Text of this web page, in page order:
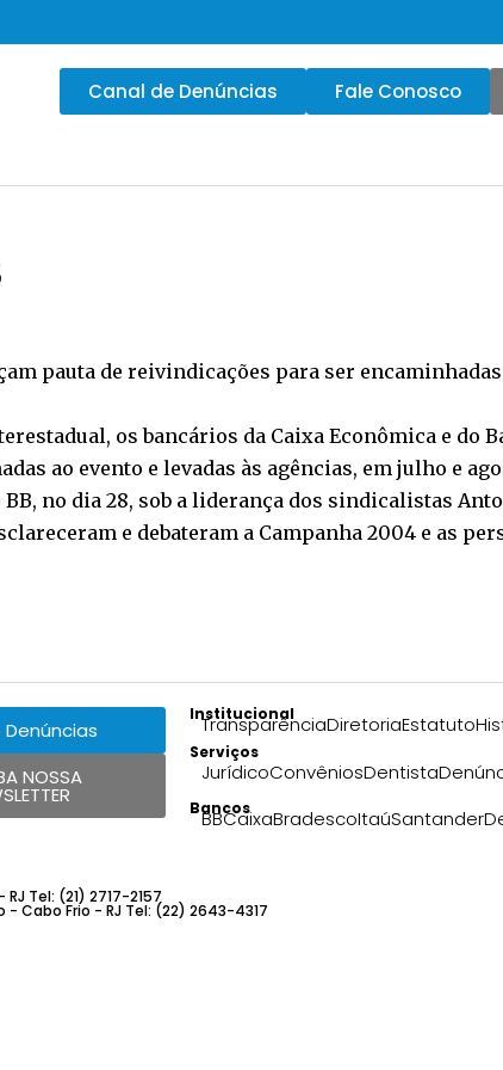
Canal de Denúncias Fale Conosco
pauta de reivindicações para ser
os bancários da Caixa Econômica e do
ao evento e levadas às agências, em julho e
no dia 28, sob a liderança dos sindicalistas
e debateram a Campanha 2004 e as
NOSSA
Institucional
TransparênciaDiretoriaEstatuto
Serviços
JurídicoConvêniosDentista
Bancos
BBCaixaBradescoItaúSantander
Tel: (21) 2717-2157
- Cabo Frio - RJ Tel: (22) 2643-4317